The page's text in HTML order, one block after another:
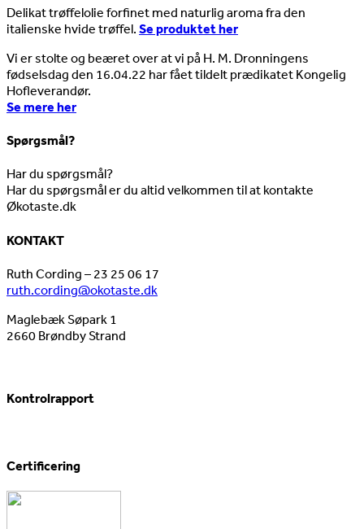
Delikat trøffelolie forfinet med naturlig aroma fra den
italienske hvide trøffel. Se produktet her
Vi er stolte og beæret over at vi på H. M. Dronningens
fødselsdag den 16.04.22 har fået tildelt prædikatet Kongelig
Hofleverandør.
Se mere her
Spørgsmål?
Har du spørgsmål?
Har du spørgsmål er du altid velkommen til at kontakte
Økotaste.dk
KONTAKT
Ruth Cording – 23 25 06 17
ruth.cording@okotaste.dk
Maglebæk Søpark 1
2660 Brøndby Strand
Kontrolrapport
Certificering